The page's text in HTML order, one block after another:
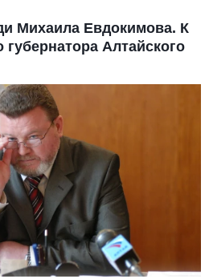
Михаила Евдокимова. К
Алтайского